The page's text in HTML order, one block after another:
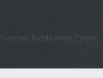
Dworzec Autobusowy Żywiec